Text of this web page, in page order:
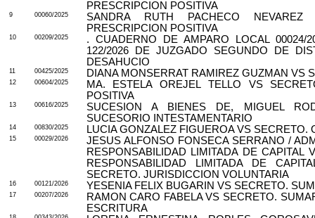
PRESCRIPCION POSITIVA
9 00060/2025
SANDRA RUTH PACHECO
PRESCRIPCION POSITIVA
10 00209/2025
. CUADERNO DE AMPARO LOCAL 00024/
122/2026 DE JUZGADO SEGUNDO DE
DESAHUCIO
11 00425/2025 DIANA MONSERRAT RAMIREZ GUZMAN VS
12 00604/2025
MA. ESTELA OREJEL TELLO VS
POSITIVA
13 00616/2025
SUCESION A BIENES DE, MIGUEL
SUCESORIO INTESTAMENTARIO
14 00830/2025 LUCIA GONZALEZ FIGUEROA VS SECRETO.
15 00029/2026
JESUS ALFONSO FONSECA SERRANO /
RESPONSABILIDAD LIMITADA DE CAPITAL
RESPONSABILIDAD LIMITADA DE
SECRETO. JURISDICCION VOLUNTARIA
16 00121/2026 YESENIA FELIX BUGARIN VS SECRETO.
17 00207/2026
RAMON CARO FABELA VS SECRETO.
ESCRITURA